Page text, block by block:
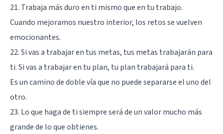
21. Trabaja más duro en ti mismo que en tu trabajo.
Cuando mejoramos nuestro interior, los retos se vuelven
emocionantes.
22. Si vas a trabajar en tus metas, tus metas trabajarán para
ti. Si vas a trabajar en tu plan, tu plan trabajará para ti.
Es un camino de doble vía que no puede separarse el uno del
otro.
23. Lo que haga de ti siempre será de un valor mucho más
grande de lo que obtienes.